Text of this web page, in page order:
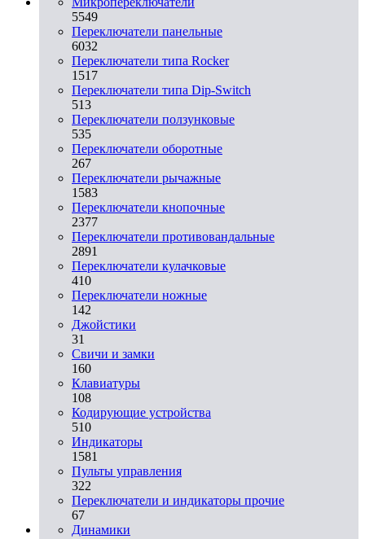
5549
Переключатели панельные
6032
Переключатели типа Rocker
1517
Переключатели типа Dip-Switch
513
Переключатели ползунковые
535
Переключатели оборотные
267
Переключатели рычажные
1583
Переключатели кнопочные
2377
Переключатели противовандальные
2891
Переключатели кулачковые
410
Переключатели ножные
142
Джойстики
31
Свичи и замки
160
Клавиатуры
108
Кодирующие устройства
510
Индикаторы
1581
Пульты управления
322
Переключатели и индикаторы прочие
67
Динамики